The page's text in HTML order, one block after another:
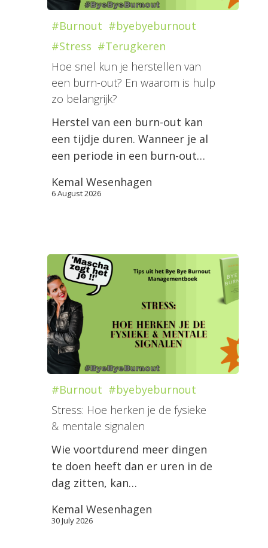
#Burnout #byebyeburnout
#Stress #Terugkeren
Hoe snel kun je herstellen van
een burn-out? En waarom is hulp
zo belangrijk?
Herstel van een burn-out kan
een tijdje duren. Wanneer je al
een periode in een burn-out…
Kemal Wesenhagen
6 August 2026
#Burnout #byebyeburnout
Stress: Hoe herken je de fysieke
& mentale signalen
Wie voortdurend meer dingen
te doen heeft dan er uren in de
dag zitten, kan…
Kemal Wesenhagen
30 July 2026